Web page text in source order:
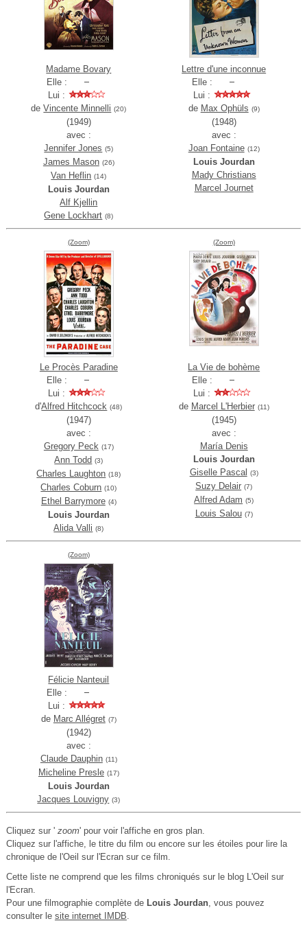
Madame Bovary
Elle :
Lui :
deVincente Minnelli (20)
(1949)
avec :
Jennifer Jones (5)
James Mason (26)
Van Heflin (14)
Louis Jourdan
Alf Kjellin
Gene Lockhart (8)
Lettre d'une inconnue
Elle :
Lui :
de Max Ophüls (9)
(1948)
avec :
Joan Fontaine (12)
Louis Jourdan
Mady Christians
Marcel Journet
(Zoom)
Le Procès Paradine
Elle :
Lui :
d'Alfred Hitchcock (48)
(1947)
avec :
Gregory Peck (17)
Ann Todd (3)
Charles Laughton (18)
Charles Coburn (10)
Ethel Barrymore (4)
Louis Jourdan
Alida Valli (8)
(Zoom)
La Vie de bohème
Elle :
Lui :
de Marcel L'Herbier (11)
(1945)
avec :
María Denis
Louis Jourdan
Giselle Pascal (3)
Suzy Delair (7)
Alfred Adam (5)
Louis Salou (7)
(Zoom)
Félicie Nanteuil
Elle :
Lui :
de Marc Allégret (7)
(1942)
avec :
Claude Dauphin (11)
Micheline Presle (17)
Louis Jourdan
Jacques Louvigny (3)
Cliquez sur ' zoom' pour voir l'affiche en gros plan.
Cliquez sur l'affiche, le titre du film ou encore sur les étoiles pour lire la
chronique de l'Oeil sur l'Ecran sur ce film.
Cette liste ne comprend que les films chroniqués sur le blog L'Oeil sur
l'Ecran.
Pour une filmographie complète de Louis Jourdan, vous pouvez
consulter le site internet IMDB.